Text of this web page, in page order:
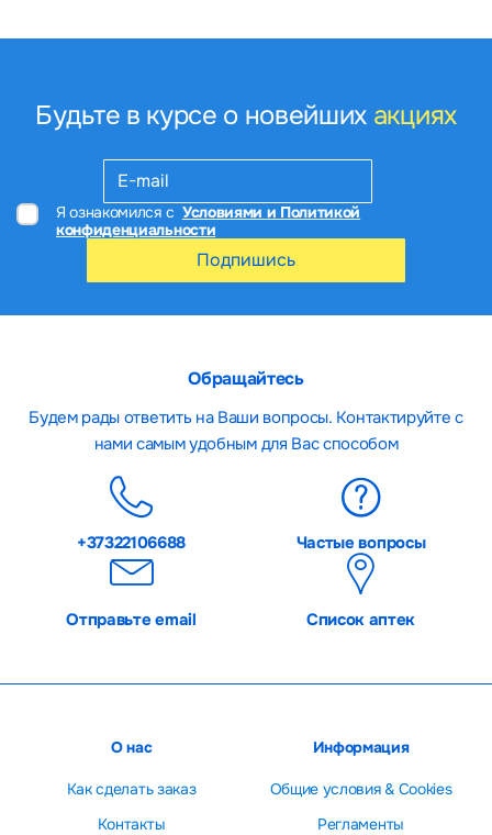
Будьте в курсе о новейших акциях
Я ознакомился с Условиями и Политикой
конфиденциальности
Подпишись
Обращайтесь
Будем рады ответить на Ваши вопросы. Контактируйте с
нами самым удобным для Вас способом
+37322106688 Частые вопросы
Отправьте email Список аптек
О нас
Как сделать заказ
Контакты
Информация
Общие условия & Cookies
Регламенты